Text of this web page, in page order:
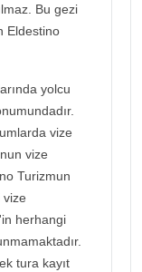
Bu gezi
Eldestino
yolcu
vize
vize
Turizmun
vize
herhangi
tura kayıt